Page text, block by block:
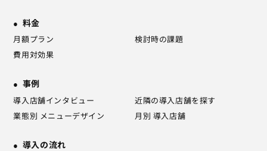
料金
月額プラン
検討時の課題
費用対効果
事例
導入店舗インタビュー
近隣の導入店舗を探す
業態別 メニューデザイン
月別 導入店舗
導入の流れ